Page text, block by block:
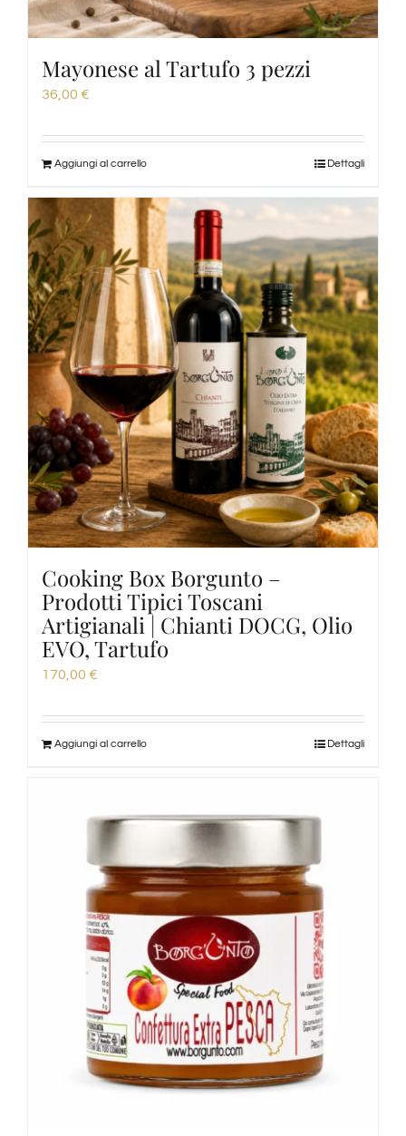
Mayonese al Tartufo 3 pezzi
36,00 €
Aggiungi al carrello Dettagli
Cooking Box Borgunto –
Prodotti Tipici Toscani
Artigianali | Chianti DOCG, Olio
EVO, Tartufo
170,00 €
Aggiungi al carrello Dettagli